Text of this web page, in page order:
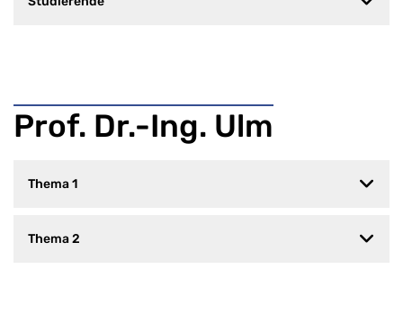
Prof. Dr.-Ing. Ulm
Thema 1
Thema 2